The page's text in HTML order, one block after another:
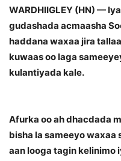
WARDHIIGLEY (HN) —
gudashada acmaasha
haddana waxaa jira
kuwaas oo laga
kulantiyada kale.
Afurka oo ah dhacdada
bisha la sameeyo waxaa
aan looga tagin kelinimo